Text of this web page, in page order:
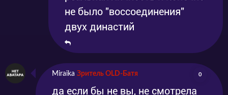
не было "воссоединения"
двух династий
Miraika Зритель OLD-Батя 0
да если бы не вы, не смотрела